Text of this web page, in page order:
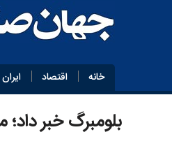
خانه اقتصاد ایران
بلومبرگ خبر